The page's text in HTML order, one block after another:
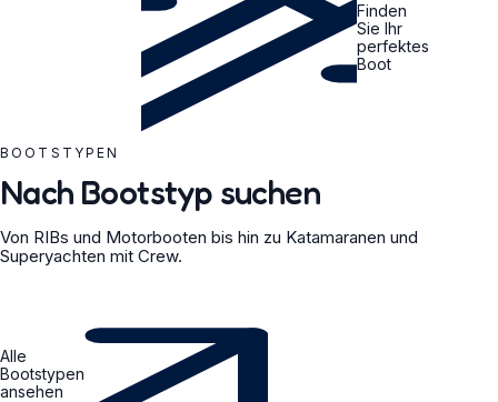
Finden
Sie Ihr
perfektes
Boot
BOOTSTYPEN
Nach Bootstyp suchen
Von RIBs und Motorbooten bis hin zu Katamaranen und
Superyachten mit Crew.
Alle
Bootstypen
ansehen